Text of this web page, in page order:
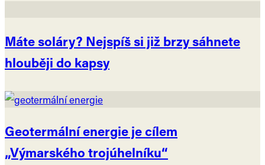
Máte soláry? Nejspíš si již brzy sáhnete
hlouběji do kapsy
Geotermální energie je cílem
„Výmarského trojúhelníku“